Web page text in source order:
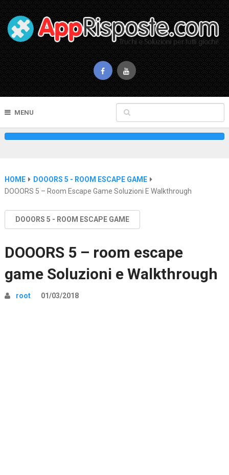
MENU
HOME
DOOORS 5 - ROOM ESCAPE GAME
DOOORS 5 – Room Escape Game Soluzioni E Walkthrough
DOOORS 5 - ROOM ESCAPE GAME
DOOORS 5 – room escape
game Soluzioni e Walkthrough
root 01/03/2018